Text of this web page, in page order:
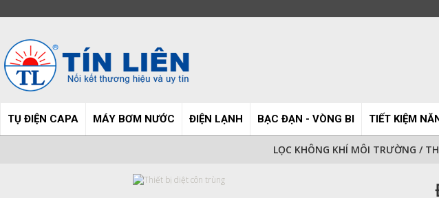
TỤ ĐIỆN CAPA MÁY BƠM NƯỚC ĐIỆN LẠNH BẠC ĐẠN - VÒNG BI TIẾT KIỆM
LỌC KHÔNG KHÍ MÔI TRƯỜNG /